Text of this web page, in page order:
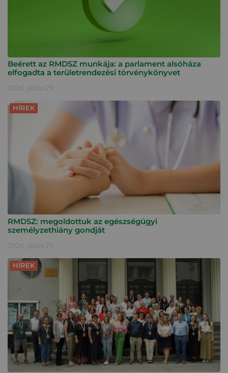
Beérett az RMDSZ munkája: a parlament alsóháza
elfogadta a területrendezési törvénykönyvet
2026. július 29.
HÍREK
RMDSZ: megoldottuk az egészségügyi
személyzethiány gondját
2026. július 29.
HÍREK